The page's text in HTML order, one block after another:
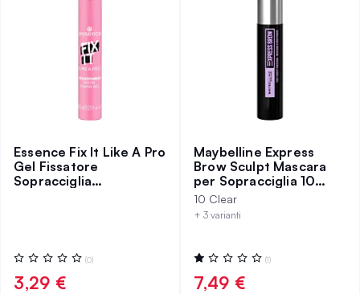
Essence Fix It Like A Pro
Gel Fissatore
Sopracciglia
Valutazione:
0%
(0)
3,29 €
Maybelline Express
Brow Sculpt Mascara
per Sopracciglia 10
Clear
10 Clear
+ 3 varianti
Valutazione:
20%
(1)
7,49 €